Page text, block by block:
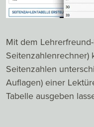
Mit dem
Seitenzahlenrechner)
Seitenzahlen
Auflagen) einer
Tabelle ausgeben